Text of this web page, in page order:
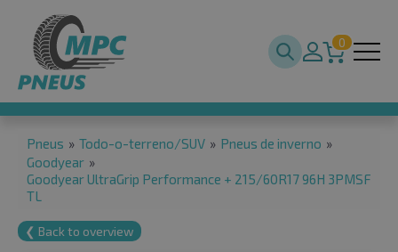
0
Pneus » Todo-o-terreno/SUV » Pneus de inverno »
Goodyear »
Goodyear UltraGrip Performance + 215/60R17 96H 3PMSF
TL
❮ Back to overview